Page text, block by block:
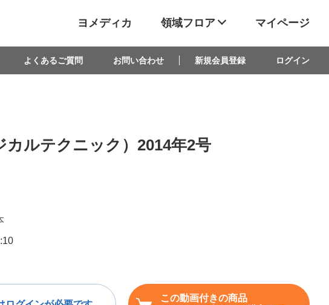
ヨメディカ 領域フロア マイページ
よくあるご質問 お問い合わせ 新規会員登録 ログイン
カルテクニック）2014年2号
この動画付きの商品